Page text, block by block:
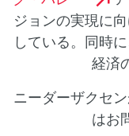
ジョンの実現に
している。同時
経済
ニーダーザクセ
はお